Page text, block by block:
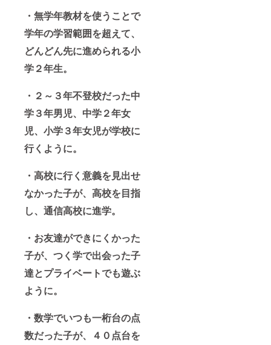
・無学年教材を使うことで
学年の学習範囲を超えて、
どんどん先に進められる小
学２年生。
・２～３年不登校だった中
学３年男児、中学２年女
児、小学３年女児が学校に
行くように。
・高校に行く意義を見出せ
なかった子が、高校を目指
し、通信高校に進学。
・お友達ができにくかった
子が、つく学で出会った子
達とプライベートでも遊ぶ
ように。
・数学でいつも一桁台の点
数だった子が、４０点台を